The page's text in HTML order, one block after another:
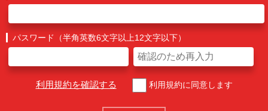
パスワード（半角英数6文字以上12文字以下）
利用規約を確認する 利用規約に同意します